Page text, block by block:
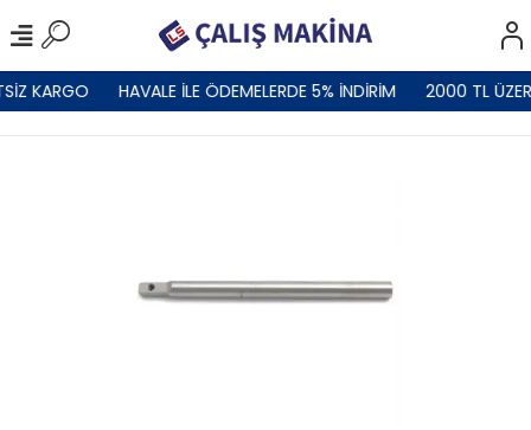
KARGO HAVALE İLE ÖDEMELERDE 5% İNDİRİM 2000 TL